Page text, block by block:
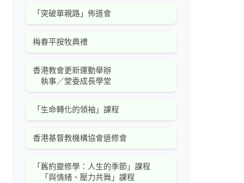
「突破單親路」佈道會
梅春平按牧典禮
香港教會更新運動舉辦
執事／堂委成長學堂
「生命轉化的領袖」課程
香港基督教機構協會退修會
「舊約靈修學：人生的季節」課程
「與情緒、壓力共舞」課程